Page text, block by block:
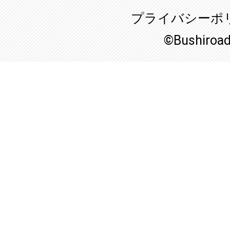
プライバシーポ